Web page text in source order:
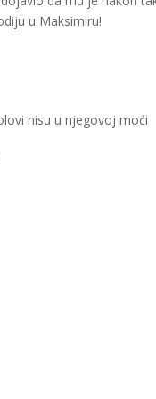
u Maksimiru!
nisu u njegovoj moći